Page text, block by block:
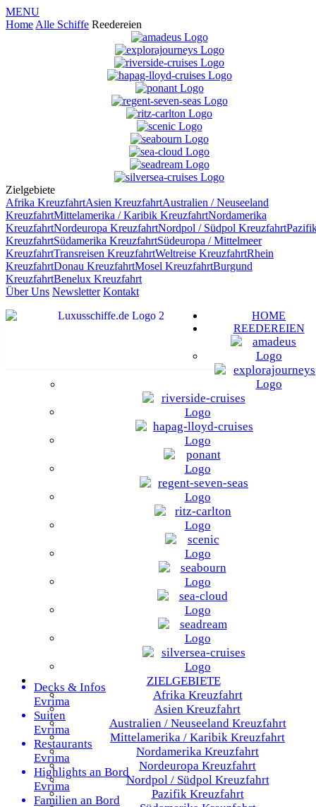
MENU
Home Alle Schiffe Reedereien
Zielgebiete
Afrika KreuzfahrtAsien KreuzfahrtAustralien / Neuseeland
KreuzfahrtMittelamerika / Karibik KreuzfahrtNordamerika
KreuzfahrtNordeuropa KreuzfahrtNordpol / Südpol Kreuzfahrt
KreuzfahrtSüdamerika KreuzfahrtSüdeuropa / Mittelmeer
KreuzfahrtTransreisen KreuzfahrtWeltreise KreuzfahrtRhein
KreuzfahrtDonau KreuzfahrtMosel KreuzfahrtBurgund
KreuzfahrtBenelux Kreuzfahrt
Über Uns Newsletter Kontakt
HOME
REEDEREIEN
ZIELGEBIETE
Afrika Kreuzfahrt
Asien Kreuzfahrt
Australien / Neuseeland Kreuzfahrt
Mittelamerika / Karibik Kreuzfahrt
Nordamerika Kreuzfahrt
Nordeuropa Kreuzfahrt
Nordpol / Südpol Kreuzfahrt
Pazifik Kreuzfahrt
Decks & Infos
Evrima
Suiten
Evrima
Restaurants
Evrima
Highlights an Bord
Evrima
Familien an Bord